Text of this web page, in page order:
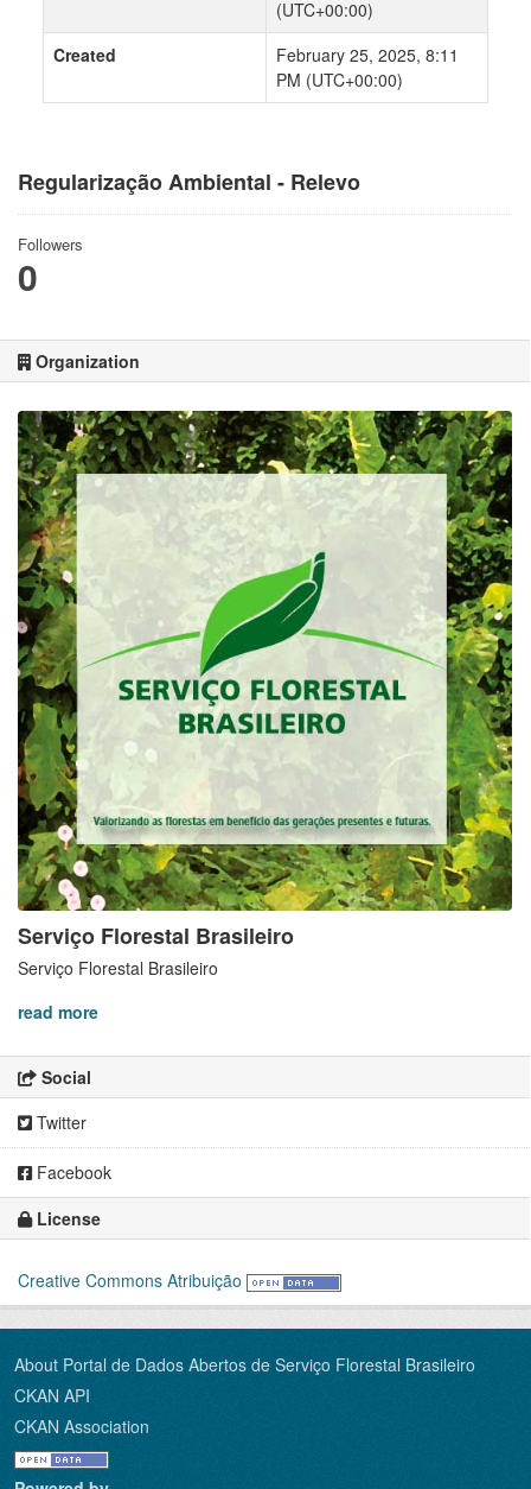
Regularização Ambiental - Relevo
Followers
0
Organization
Serviço Florestal Brasileiro
Serviço Florestal Brasileiro
read more
Social
Twitter
Facebook
License
Creative Commons Atribuição
(UTC+00:00)
Created
February 25, 2025, 8:11
PM (UTC+00:00)
About Portal de Dados Abertos de Serviço Florestal Brasileiro
CKAN API
CKAN Association